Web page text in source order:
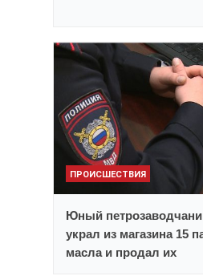
ПРОИСШЕСТВИЯ
Юный
украл из магазина 15
масла и продал их